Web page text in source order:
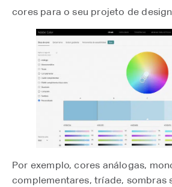
cores para o seu projeto de
Por exemplo, cores análogas,
complementares, tríade, sombras